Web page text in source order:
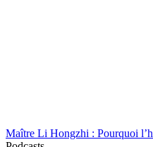
Maître Li Hongzhi : Pourquoi